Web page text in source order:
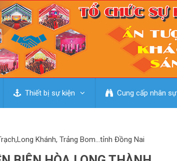
Thiết bị sự kiện Cung cấp nhân sự
Khánh, Trảng Bom…tỉnh Đồng Nai